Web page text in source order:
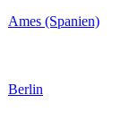
Ames (Spanien)
Berlin